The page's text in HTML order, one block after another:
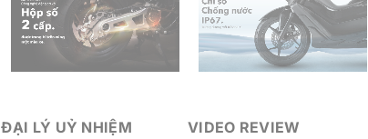
ĐẠI LÝ UỶ NHIỆM VIDEO REVIEW